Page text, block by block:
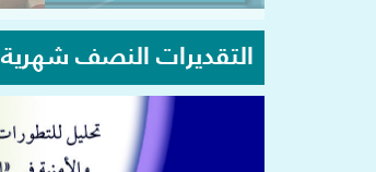
التقديرات النصف شهرية